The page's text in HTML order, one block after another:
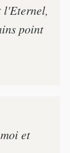
l'Eternel,
point
et